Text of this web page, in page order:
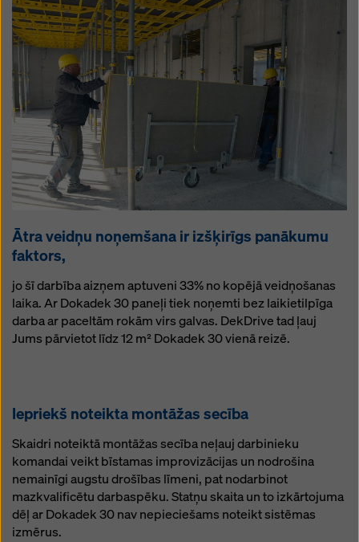
Ātra veidņu noņemšana ir izšķirīgs panākumu
faktors,
jo šī darbība aizņem aptuveni 33% no kopējā veidņošanas
laika. Ar Dokadek 30 paneļi tiek noņemti bez laikietilpīga
darba ar paceltām rokām virs galvas. DekDrive tad ļauj
Jums pārvietot līdz 12 m² Dokadek 30 vienā reizē.
Iepriekš noteikta montāžas secība
Skaidri noteiktā montāžas secība neļauj darbinieku
komandai veikt bīstamas improvizācijas un nodrošina
nemainīgi augstu drošības līmeni, pat nodarbinot
mazkvalificētu darbaspēku. Statņu skaita un to izkārtojuma
dēļ ar Dokadek 30 nav nepieciešams noteikt sistēmas
izmērus.